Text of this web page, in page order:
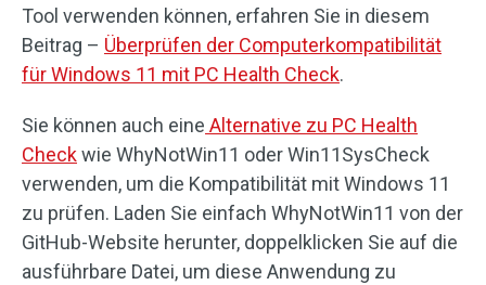
Tool verwenden können, erfahren Sie in diesem
Beitrag – Überprüfen der Computerkompatibilität
für Windows 11 mit PC Health Check.
Sie können auch eine Alternative zu PC Health
Checkwie WhyNotWin11 oder Win11SysCheck
verwenden, um die Kompatibilität mit Windows 11
zu prüfen. Laden Sie einfach WhyNotWin11 von der
GitHub-Website herunter, doppelklicken Sie auf die
ausführbare Datei, um diese Anwendung zu